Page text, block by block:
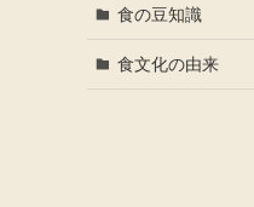
食の豆知識
食文化の由来